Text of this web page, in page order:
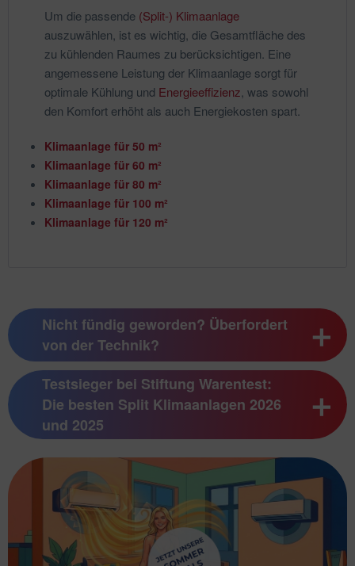
Um die passende (Split-) Klimaanlage
auszuwählen, ist es wichtig, die Gesamtfläche des
zu kühlenden Raumes zu berücksichtigen. Eine
angemessene Leistung der Klimaanlage sorgt für
optimale Kühlung und Energieeffizienz , was sowohl
den Komfort erhöht als auch Energiekosten spart.
Klimaanlage für 50 m²
Klimaanlage für 60 m²
Klimaanlage für 80 m²
Klimaanlage für 100 m²
Klimaanlage für 120 m²
Nicht fündig geworden? Überfordert
von der Technik?
Testsieger bei Stiftung Warentest:
Die besten Split Klimaanlagen 2026
und 2025